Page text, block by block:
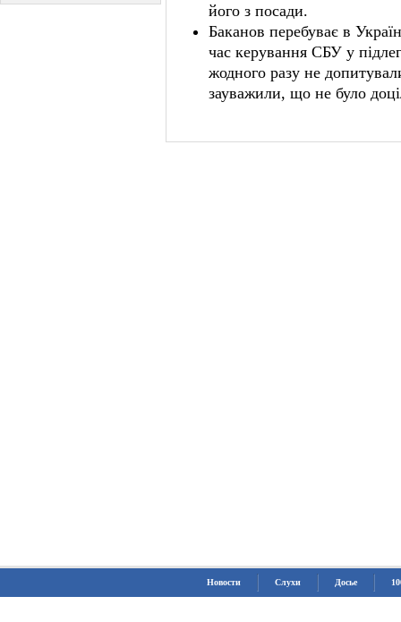
його з посади.
Баканов перебуває в
час керування СБУ у
жодного разу не
зауважили, що не було
Новости Слухи Досье